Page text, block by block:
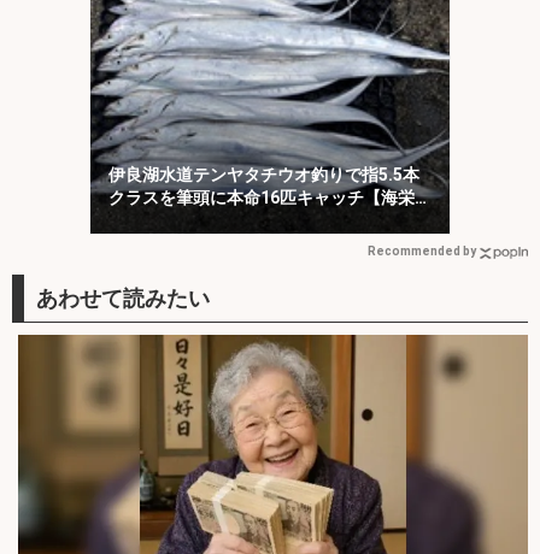
伊良湖水道テンヤタチウオ釣りで指5.5本
クラスを筆頭に本命16匹キャッチ【海栄
Recommended by